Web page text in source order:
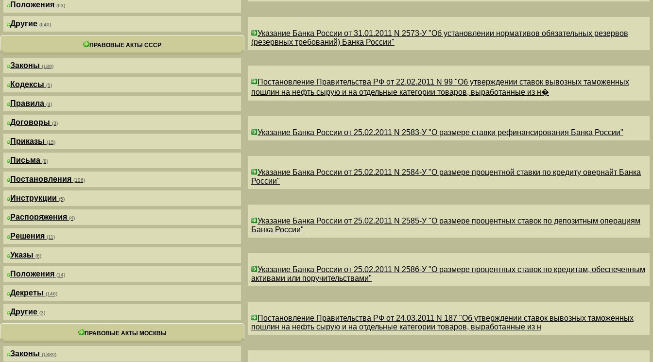
Положения (63)
Другие (640)
ПРАВОВЫЕ АКТЫ СССР
Законы (189)
Кодексы (5)
Правила (4)
Договоры (3)
Приказы (15)
Письма (8)
Постановления (106)
Инструкции (5)
Распоряжения (4)
Решения (11)
Указы (6)
Положения (14)
Декреты (146)
Другие (3)
ПРАВОВЫЕ АКТЫ МОСКВЫ
Законы (1389)
Указание Банка России от 31.01.2011 N 2573-У "Об установлении нормативов обязательных резервов
(резервных требований) Банка России"
Постановление Правительства РФ от 22.02.2011 N 99 "Об утверждении ставок вывозных таможенных
пошлин на нефть сырую и на отдельные категории товаров, выработанные из н�
Указание Банка России от 25.02.2011 N 2583-У "О размере ставки рефинансирования Банка России"
Указание Банка России от 25.02.2011 N 2584-У "О размере процентной ставки по кредиту овернайт Банка
России"
Указание Банка России от 25.02.2011 N 2585-У "О размере процентных ставок по депозитным операциям
Банка России"
Указание Банка России от 25.02.2011 N 2586-У "О размере процентных ставок по кредитам, обеспеченным
активами или поручительствами"
Постановление Правительства РФ от 24.03.2011 N 187 "Об утверждении ставок вывозных таможенных
пошлин на нефть сырую и на отдельные категории товаров, выработанные из н